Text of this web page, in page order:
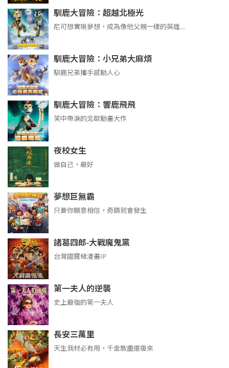
馴鹿大冒險：超越北極光
尼可想實現夢想，成為像他父親一樣的英雄…
馴鹿大冒險：小兄弟大麻煩
馴鹿兄弟攜手感動人心
馴鹿大冒險：響鹿飛飛
笑中帶淚的北歐動畫大作
夜校女生
做自己，最好
夢想巨無霸
只要你願意相信，奇蹟就會發生
諸葛四郎-大戰魔鬼黨
台灣國寶級漫畫IP
第一夫人的逆襲
史上最強的第一夫人
長安三萬里
天生我材必有用，千金散盡還復來